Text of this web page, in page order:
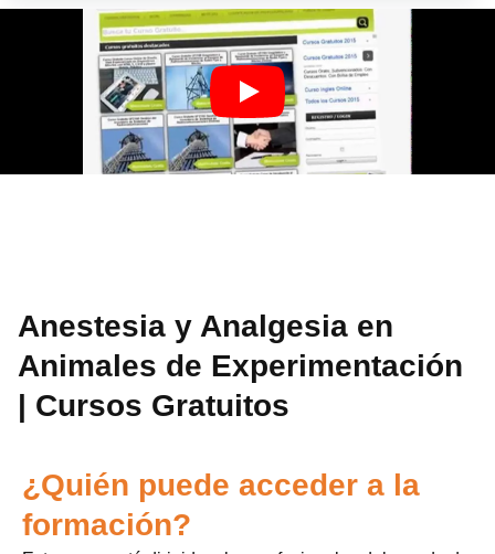
Anestesia y Analgesia en
Animales de Experimentación
| Cursos Gratuitos
¿Quién puede acceder a la
formación?